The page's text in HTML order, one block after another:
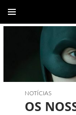
PARA
NOTÍCIAS
OS